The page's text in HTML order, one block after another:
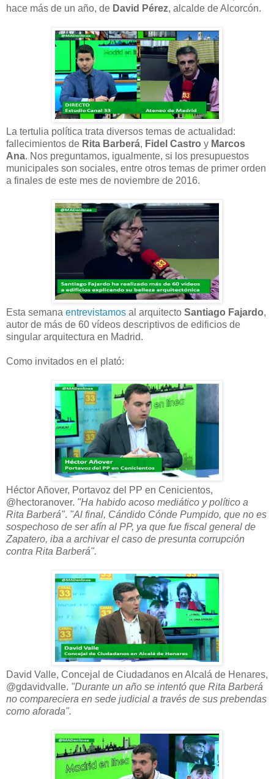
hace más de un año, de David Pérez, alcalde de Alcorcón.
La tertulia política trata diversos temas de actualidad:
fallecimientos de Rita Barberá, Fidel Castro y Marcos
Ana. Nos preguntamos, igualmente, si los presupuestos
municipales son sociales, entre otros temas de primer orden
a finales de este mes de noviembre de 2016.
Esta semana entrevistamos al arquitecto Santiago Fajardo,
autor de más de 60 vídeos descriptivos de edificios de
singular arquitectura en Madrid.
Como invitados en el plató:
Héctor Añover, Portavoz del PP en Cenicientos,
@hectoranover. "Ha habido acoso mediático y político a
Rita Barberá". "Al final, Cándido Cónde Pumpido, que no es
sospechoso de ser afín al PP, ya que fue fiscal general de
Zapatero, iba a archivar el caso de presunta corrupción
contra Rita Barberá".
David Valle, Concejal de Ciudadanos en Alcalá de Henares,
@gdavidvalle. "Durante un año se intentó que Rita Barberá
no compareciera en sede judicial a través de sus prebendas
como aforada".